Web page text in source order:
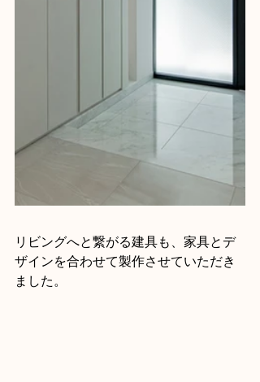
リビングへと繋がる建具も、家具とデ
ザインを合わせて製作させていただき
ました。